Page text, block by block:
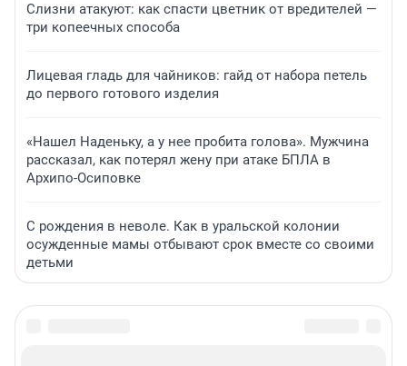
Слизни атакуют: как спасти цветник от вредителей —
три копеечных способа
Лицевая гладь для чайников: гайд от набора петель
до первого готового изделия
«Нашел Наденьку, а у нее пробита голова». Мужчина
рассказал, как потерял жену при атаке БПЛА в
Архипо-Осиповке
С рождения в неволе. Как в уральской колонии
осужденные мамы отбывают срок вместе со своими
детьми